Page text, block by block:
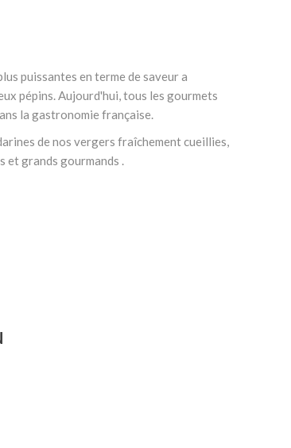
puissantes en terme de saveur a
pépins. Aujourd'hui, tous les gourmets
la gastronomie française.
de nos vergers fraîchement cueillies,
et grands gourmands .